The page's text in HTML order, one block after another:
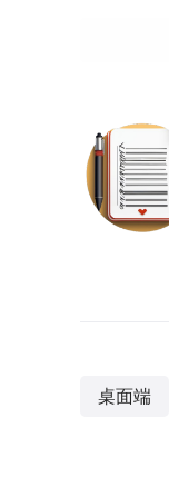
桌面端